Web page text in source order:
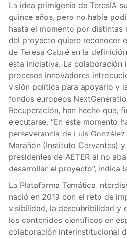
La idea primigenia de TeresIA
quince años, pero no había
hasta el momento por distintas
del proyecto quiere reconocer
de Teresa Cabré en la
esta iniciativa. La colaboración
procesos innovadores
visión política para apoyarlo y
fondos europeos
Recuperación, han hecho que,
ejecutarse. “En este momento
perseverancia de Luis
Marañón (Instituto Cervantes)
presidentes de AETER al no
desarrollar el proyecto”, indica
La Plataforma Temática
nació en 2019 con el reto de
visibilidad, la descubribilidad y
los contenidos científicos en
colaboración interinstitucional